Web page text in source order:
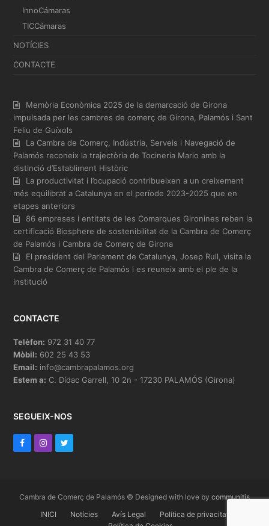
InnoCámaras
TICCámaras
NOTÍCIES
CONTACTE
Memòria Econòmica 2025 de la demarcació de Girona
impulsada per les cambres de comerç de Girona, Palamós i Sant
Feliu de Guíxols
La Cambra de Comerç, Indústria, Serveis i Navegació de
Palamós reconeix la trajectòria de Tocineria Mario amb la
distinció d’Establiment Històric
La productivitat i l’ocupació contribueixen a un creixement
més equilibrat a Catalunya en el període 2023-2025 que en
etapes anteriors
86 empreses i entitats de les Comarques Gironines reben la
certificació Biosphere de sostenibilitat de la Cambra de Comerç
de Palamós i Cambra de Comerç de Girona
El president del Parlament de Catalunya, Josep Rull, visita la
Cambra de Comerç de Palamós i es reuneix amb el ple de la
institució
CONTACTE
Telèfon: 972 31 40 77
Mòbil: 602 25 43 53
Email: info@cambrapalamos.org
Estem a: C. Dídac Garrell, 10 2n - 17230 PALAMÓS (Girona)
SEGUEIX-NOS
e
t
a
t
t
Cambra de Comerç de Palamós © Designed with love by communitis
INICI
Notícies Avís Legal
Política de privacitat